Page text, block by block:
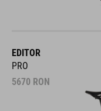
EDITOR
PRO
5670 RON